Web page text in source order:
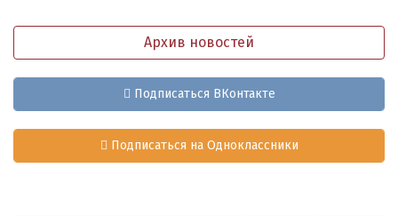
Архив новостей
Подписаться ВКонтакте
Подписаться на Одноклассники